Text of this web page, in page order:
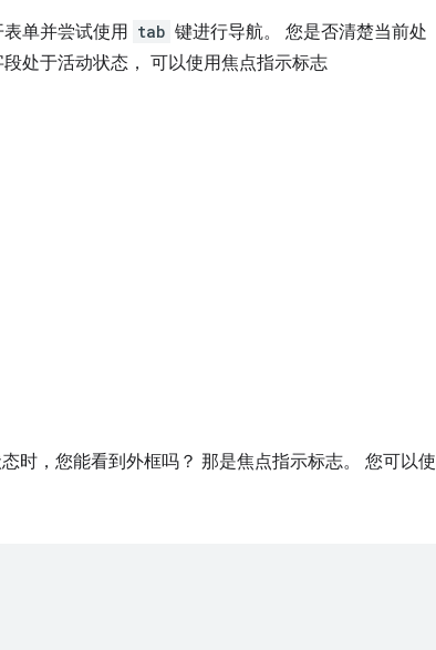
单并尝试使用 tab 键进行导航。 您是否清楚当前处
处于活动状态， 可以使用焦点指示标志
时，您能看到外框吗？ 那是焦点指示标志。 您可以使